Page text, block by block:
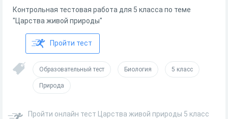
Контрольная тестовая работа для 5 класса по теме
"Царства живой природы"
Пройти тест
Образовательный тест Биология 5 класс
Природа
Пройти онлайн тест Царства живой природы 5 класс